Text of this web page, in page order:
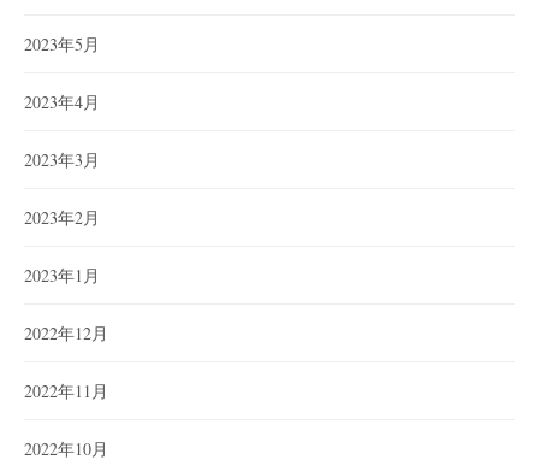
2023年5月
2023年4月
2023年3月
2023年2月
2023年1月
2022年12月
2022年11月
2022年10月